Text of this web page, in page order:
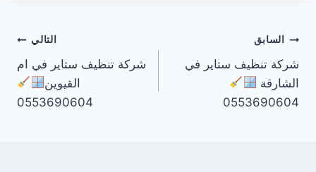
تصفّح
المقالات
السابق
شركة تنظيف ستاير في
الشارقة
0553690604
التالي
شركة تنظيف ستاير في ام
القيوين
0553690604